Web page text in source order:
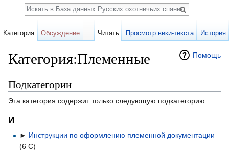
Помощь
Категория:Племенные
Подкатегории
Эта категория содержит только следующую подкатегорию.
И
► Инструкции по оформлению племенной документации
(6 С)
Категория Обсуждение Читать Просмотр вики-текста История
Поиск